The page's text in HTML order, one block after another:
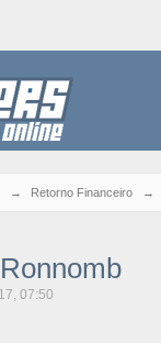
→ Retorno Financeiro →
07:50